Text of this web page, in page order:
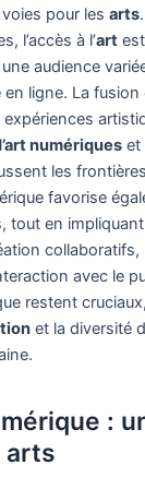
pour lesarts
l’accès à l’art
audience
ligne. La
numériques et
les
favorise
tout en
collaboratifs,
avec le
restent
et la diversité
:
arts